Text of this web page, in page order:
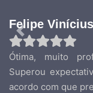
Felipe
Ótima, muito
Superou
acordo com que
Previous